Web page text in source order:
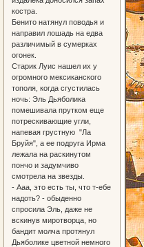
костра.
Бенито натянул поводья и
направил лошадь на едва
различимый в сумерках
огонек.
Старик Луис нашел их у
огромного мексиканского
тополя, когда сгустилась
ночь: Эль Дьяболика
помешивала прутком еще
потрескивающие угли,
напевая грустную "Ла
Бруйя", а ее подруга Ирма
лежала на раскинутом
пончо и задумчиво
смотрела на звезды.
- Ааа, это есть ты, что т-ебе
надоть? - обыденно
спросила Эль, даже не
вскинув миротворца, но
бандит молча протянул
Дьяболике цветной немного